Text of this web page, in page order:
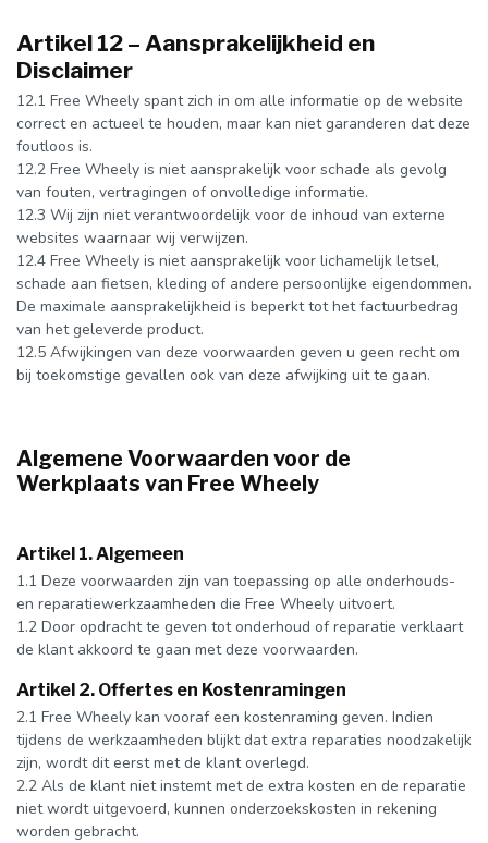
Artikel 12 – Aansprakelijkheid en
Disclaimer
12.1 Free Wheely spant zich in om alle informatie op de website
correct en actueel te houden, maar kan niet garanderen dat deze
foutloos is.
12.2 Free Wheely is niet aansprakelijk voor schade als gevolg
van fouten, vertragingen of onvolledige informatie.
12.3 Wij zijn niet verantwoordelijk voor de inhoud van externe
websites waarnaar wij verwijzen.
12.4 Free Wheely is niet aansprakelijk voor lichamelijk letsel,
schade aan fietsen, kleding of andere persoonlijke eigendommen.
De maximale aansprakelijkheid is beperkt tot het factuurbedrag
van het geleverde product.
12.5 Afwijkingen van deze voorwaarden geven u geen recht om
bij toekomstige gevallen ook van deze afwijking uit te gaan.
Algemene Voorwaarden voor de
Werkplaats van Free Wheely
Artikel 1. Algemeen
1.1 Deze voorwaarden zijn van toepassing op alle onderhouds-
en reparatiewerkzaamheden die Free Wheely uitvoert.
1.2 Door opdracht te geven tot onderhoud of reparatie verklaart
de klant akkoord te gaan met deze voorwaarden.
Artikel 2. Offertes en Kostenramingen
2.1 Free Wheely kan vooraf een kostenraming geven. Indien
tijdens de werkzaamheden blijkt dat extra reparaties noodzakelijk
zijn, wordt dit eerst met de klant overlegd.
2.2 Als de klant niet instemt met de extra kosten en de reparatie
niet wordt uitgevoerd, kunnen onderzoekskosten in rekening
worden gebracht.